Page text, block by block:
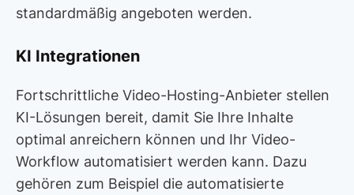
standardmäßig angeboten werden.
KI Integrationen
Fortschrittliche Video-Hosting-Anbieter stellen
KI-Lösungen bereit, damit Sie Ihre Inhalte
optimal anreichern können und Ihr Video-
Workflow automatisiert werden kann. Dazu
gehören zum Beispiel die automatisierte